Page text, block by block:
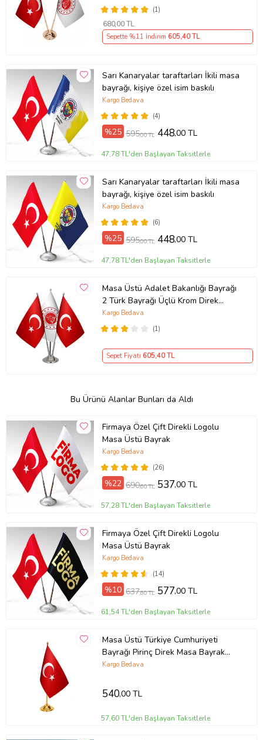
(1)
680,00 TL
Sepette %11 İndirim 605,40 TL
Sarı Kanaryalar taraftarları İkili masa
bayrağı, kişiye özel isim baskılı
(4)
Kargo Bedava
%25 595,00 TL 448,00 TL
47,78 TL'den Başlayan Taksitlerle
Sarı Kanaryalar taraftarları İkili masa
bayrağı, kişiye özel isim baskılı
(6)
Kargo Bedava
%25 595,00 TL 448,00 TL
47,78 TL'den Başlayan Taksitlerle
Masa Üstü Adalet Bakanlığı Bayrağı
2 Türk Bayrağı Üçlü Krom Direk
Masa Bayrak Seti
(1)
Kargo Bedava
Sepet Fiyatı 605,40 TL
Bu Ürünü Alanlar Bunları da Aldı
Firmaya Özel Çift Direkli Logolu
Masa Üstü Bayrak
(26)
Kargo Bedava
%22 690,60 TL 537,00 TL
57,28 TL'den Başlayan Taksitlerle
Firmaya Özel Çift Direkli Logolu
Masa Üstü Bayrak
(14)
Kargo Bedava
%10 637,60 TL 577,00 TL
61,54 TL'den Başlayan Taksitlerle
Masa Üstü Türkiye Cumhuriyeti
Bayrağı Pirinç Direk Masa Bayrak
Seti
Kargo Bedava
540,00 TL
57,60 TL'den Başlayan Taksitlerle